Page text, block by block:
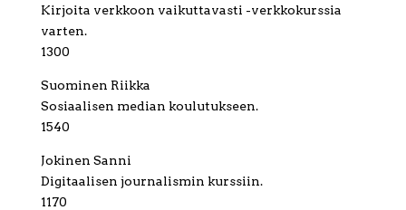
Kirjoita verkkoon vaikuttavasti -verkkokurssia
varten.
1300
Suominen Riikka
Sosiaalisen median koulutukseen.
1540
Jokinen Sanni
Digitaalisen journalismin kurssiin.
1170